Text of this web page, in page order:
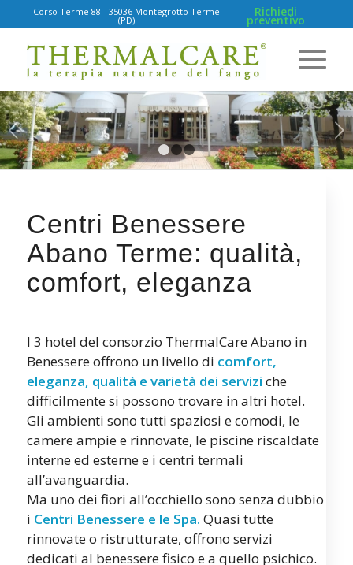
Corso Terme 88 - 35036 Montegrotto Terme
(PD)
Richiedi
preventivo
Succ
1 2 3
Centri Benessere
Abano Terme: qualità,
comfort, eleganza
I 3 hotel del consorzio ThermalCare Abano in
Benessere offrono un livello di comfort,
eleganza, qualità e varietà dei servizi che
difficilmente si possono trovare in altri hotel.
Gli ambienti sono tutti spaziosi e comodi, le
camere ampie e rinnovate, le piscine riscaldate
interne ed esterne e i centri termali
all’avanguardia.
Ma uno dei fiori all’occhiello sono senza dubbio
i Centri Benessere e le Spa. Quasi tutte
rinnovate o ristrutturate, offrono servizi
dedicati al benessere fisico e a quello psichico.